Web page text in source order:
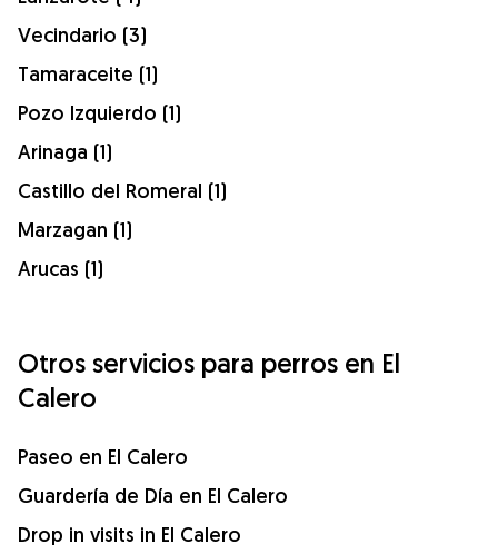
Vecindario (3)
Tamaraceite (1)
Pozo Izquierdo (1)
Arinaga (1)
Castillo del Romeral (1)
Marzagan (1)
Arucas (1)
Otros servicios para perros en El
Calero
Paseo en El Calero
Guardería de Día en El Calero
Drop in visits in El Calero